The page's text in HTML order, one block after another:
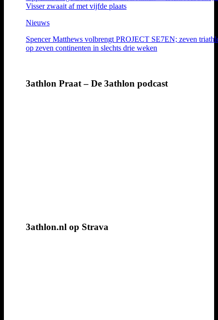
Visser zwaait af met vijfde plaats
Nieuws
Spencer Matthews volbrengt PROJECT SE7EN; zeven
op zeven continenten in slechts drie weken
3athlon Praat – De 3athlon podcast
3athlon.nl op Strava